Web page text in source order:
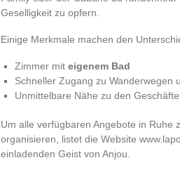
Geselligkeit zu opfern.
Einige Merkmale machen den
Zimmer mit eigenem Bad
Schneller Zugang zu Wanderwegen
Unmittelbare Nähe zu den
Um alle verfügbaren Angebote in Ruhe
organisieren, listet die Website
einladenden Geist von Anjou.